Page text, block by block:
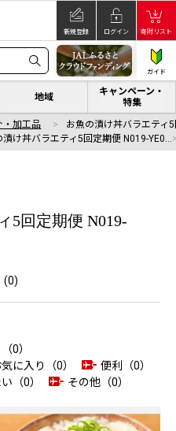
新規登録 ログイン 寄附リスト
ガイド
地域
キャンペーン・
特集
・加工品
お魚の漬け丼バラエティ
漬け丼バラエティ5回定期便 N019-YE0…
5回定期便 N019-
(0)
0）
気に入り（0）
便利（0）
（0） その他（0）